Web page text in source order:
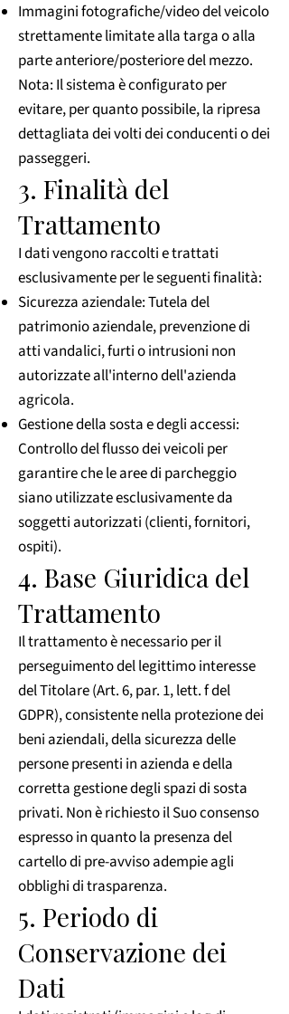
Immagini fotografiche/video del veicolo
strettamente limitate alla targa o alla
parte anteriore/posteriore del mezzo.
Nota: Il sistema è configurato per
evitare, per quanto possibile, la ripresa
dettagliata dei volti dei conducenti o dei
passeggeri.
3. Finalità del
Trattamento
I dati vengono raccolti e trattati
esclusivamente per le seguenti finalità:
Sicurezza aziendale: Tutela del
patrimonio aziendale, prevenzione di
atti vandalici, furti o intrusioni non
autorizzate all'interno dell'azienda
agricola.
Gestione della sosta e degli accessi:
Controllo del flusso dei veicoli per
garantire che le aree di parcheggio
siano utilizzate esclusivamente da
soggetti autorizzati (clienti, fornitori,
ospiti).
4. Base Giuridica del
Trattamento
Il trattamento è necessario per il
perseguimento del legittimo interesse
del Titolare (Art. 6, par. 1, lett. f del
GDPR), consistente nella protezione dei
beni aziendali, della sicurezza delle
persone presenti in azienda e della
corretta gestione degli spazi di sosta
privati. Non è richiesto il Suo consenso
espresso in quanto la presenza del
cartello di pre-avviso adempie agli
obblighi di trasparenza.
5. Periodo di
Conservazione dei
Dati